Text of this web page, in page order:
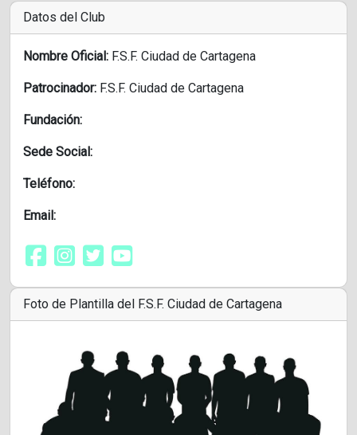
Datos del Club
Nombre Oficial: F.S.F. Ciudad de Cartagena
Patrocinador: F.S.F. Ciudad de Cartagena
Fundación:
Sede Social:
Teléfono:
Email:
Foto de Plantilla del F.S.F. Ciudad de Cartagena